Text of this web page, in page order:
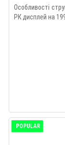
Особливості
РК дисплей на
POPULAR